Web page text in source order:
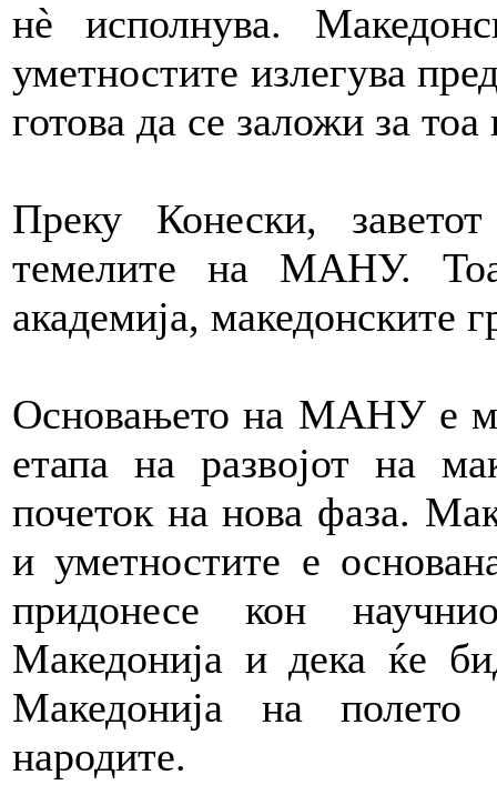
нè исполнува.
уметностите излегува
готова да се заложи за
Преку Конески,
темелите на МАНУ.
академија, македонските
Основањето на МАНУ е
етапа на развојот на
почеток на нова фаза.
и уметностите е
придонесе кон
Македонија и дека ќе
Македонија на полето
народите.